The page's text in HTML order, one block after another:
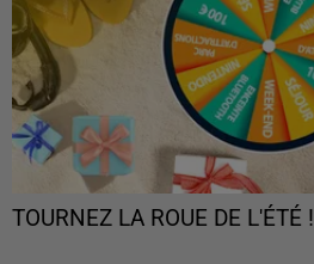
TOURNEZ LA ROUE DE L'ÉTÉ !